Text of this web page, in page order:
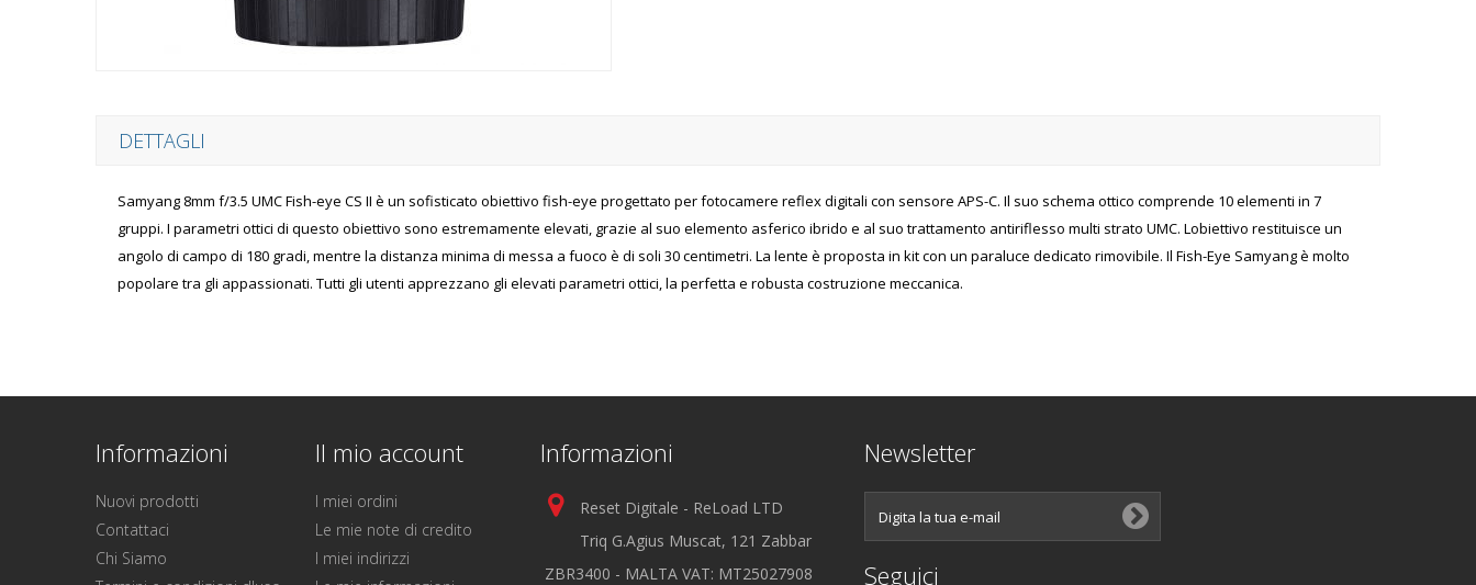
DETTAGLI
Samyang 8mm f/3.5 UMC Fish-eye CS II è un sofisticato obiettivo fish-eye progettato per fotocamere reflex digitali con sensore APS-C. Il suo schema ottico comprende 10 elementi in 7
gruppi. I parametri ottici di questo obiettivo sono estremamente elevati, grazie al suo elemento asferico ibrido e al suo trattamento antiriflesso multi strato UMC. Lobiettivo restituisce un
angolo di campo di 180 gradi, mentre la distanza minima di messa a fuoco è di soli 30 centimetri. La lente è proposta in kit con un paraluce dedicato rimovibile. Il Fish-Eye Samyang è molto
popolare tra gli appassionati. Tutti gli utenti apprezzano gli elevati parametri ottici, la perfetta e robusta costruzione meccanica.
Informazioni
Nuovi prodotti
Contattaci
Chi Siamo
Il mio account
I miei ordini
Le mie note di credito
I miei indirizzi
Informazioni
Reset Digitale - ReLoad LTD
Triq G.Agius Muscat, 121 Zabbar
ZBR3400 - MALTA VAT: MT25027908
Newsletter
Seguici